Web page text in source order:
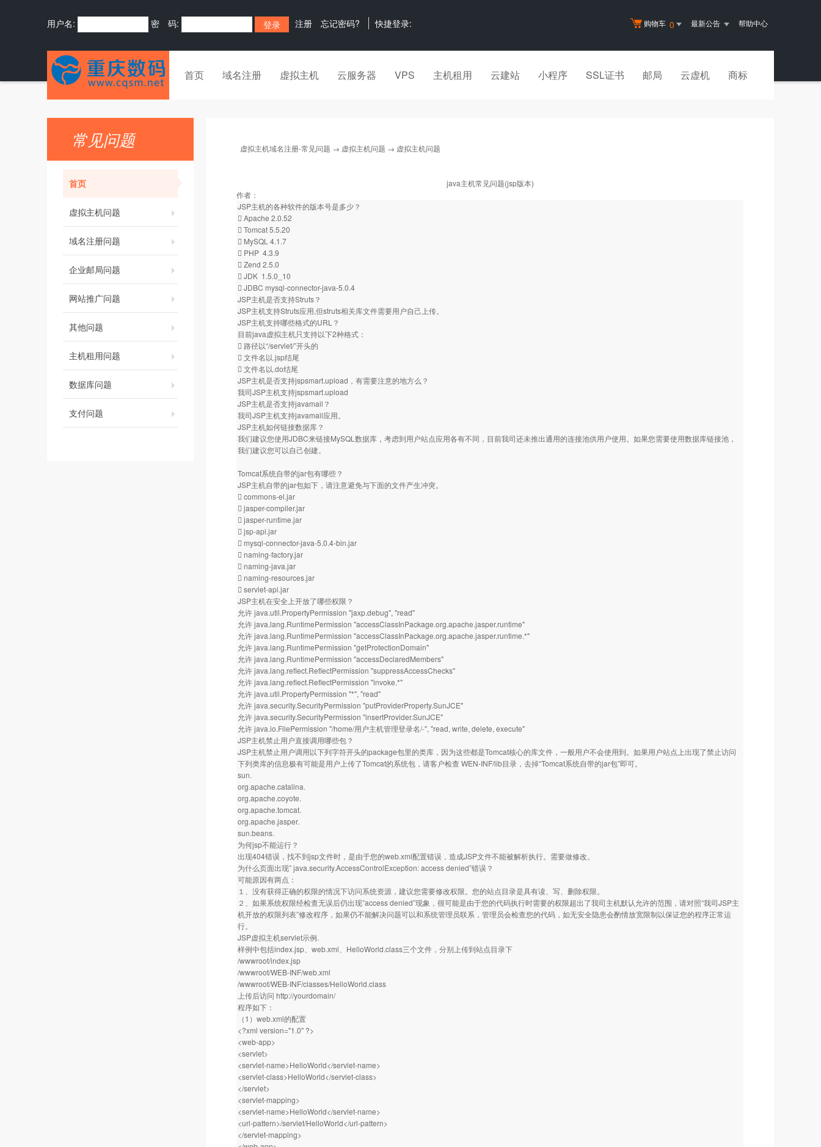
购物车 0 最新公告 帮助中心
用户名: 密 码: 注册 忘记密码? 快捷登录:
首页 域名注册 虚拟主机 云服务器 VPS 主机租用 云建站 小程序 SSL证书 邮局 云虚机 商标
常见问题
首页
虚拟主机问题
域名注册问题
企业邮局问题
网站推广问题
其他问题
主机租用问题
数据库问题
支付问题
虚拟主机域名注册-常见问题 → 虚拟主机问题 → 虚拟主机问题
java主机常见问题(jsp版本)
作者：
JSP主机的各种软件的版本号是多少？
 Apache 2.0.52
 Tomcat 5.5.20
 MySQL 4.1.7
 PHP 4.3.9
 Zend 2.5.0
 JDK 1.5.0_10
 JDBC mysql-connector-java-5.0.4
JSP主机是否支持Struts？
JSP主机支持Struts应用,但struts相关库文件需要用户自己上传。
JSP主机支持哪些格式的URL？
目前java虚拟主机只支持以下2种格式：
 路径以“/servlet/”开头的
 文件名以.jsp结尾
 文件名以.do结尾
JSP主机是否支持jspsmart.upload，有需要注意的地方么？
我司JSP主机支持jspsmart.upload
JSP主机是否支持javamail？
我司JSP主机支持javamail应用。
JSP主机如何链接数据库？
我们建议您使用JDBC来链接MySQL数据库，考虑到用户站点应用各有不同，目前我司还未推出通用的连接池供用户使用。如果您需要使用数据库链接池，
我们建议您可以自己创建。
Tomcat系统自带的jar包有哪些？
JSP主机自带的jar包如下，请注意避免与下面的文件产生冲突。
 commons-el.jar
 jasper-compiler.jar
 jasper-runtime.jar
 jsp-api.jar
 mysql-connector-java-5.0.4-bin.jar
 naming-factory.jar
 naming-java.jar
 naming-resources.jar
 servlet-api.jar
JSP主机在安全上开放了哪些权限？
允许 java.util.PropertyPermission "jaxp.debug", "read"
允许 java.lang.RuntimePermission "accessClassInPackage.org.apache.jasper.runtime"
允许 java.lang.RuntimePermission "accessClassInPackage.org.apache.jasper.runtime.*"
允许 java.lang.RuntimePermission "getProtectionDomain"
允许 java.lang.RuntimePermission "accessDeclaredMembers"
允许 java.lang.reflect.ReflectPermission "suppressAccessChecks"
允许 java.lang.reflect.ReflectPermission "invoke.*"
允许 java.util.PropertyPermission "*", "read"
允许 java.security.SecurityPermission "putProviderProperty.SunJCE"
允许 java.security.SecurityPermission "insertProvider.SunJCE"
允许 java.io.FilePermission "/home/用户主机管理登录名/-", "read, write, delete, execute"
JSP主机禁止用户直接调用哪些包？
JSP主机禁止用户调用以下列字符开头的package包里的类库，因为这些都是Tomcat核心的库文件，一般用户不会使用到。如果用户站点上出现了禁止访问
下列类库的信息极有可能是用户上传了Tomcat的系统包，请客户检查 WEN-INF/lib目录，去掉“Tomcat系统自带的jar包”即可。
sun.
org.apache.catalina.
org.apache.coyote.
org.apache.tomcat.
org.apache.jasper.
sun.beans.
为何jsp不能运行？
出现404错误，找不到jsp文件时，是由于您的web.xml配置错误，造成JSP文件不能被解析执行。需要做修改。
为什么页面出现” java.security.AccessControlException: access denied”错误？
可能原因有两点：
１、没有获得正确的权限的情况下访问系统资源，建议您需要修改权限。您的站点目录是具有读、写、删除权限。
２、如果系统权限经检查无误后仍出现”access denied”现象，很可能是由于您的代码执行时需要的权限超出了我司主机默认允许的范围，请对照“我司JSP主
机开放的权限列表”修改程序，如果仍不能解决问题可以和系统管理员联系，管理员会检查您的代码，如无安全隐患会酌情放宽限制以保证您的程序正常运
行。
JSP虚拟主机servlet示例.
样例中包括index.jsp、web.xml、HelloWorld.class三个文件，分别上传到站点目录下
/wwwroot/index.jsp
/wwwroot/WEB-INF/web.xml
/wwwroot/WEB-INF/classes/HelloWorld.class
上传后访问 http://yourdomain/
程序如下：
（1）web.xml的配置
<?xml version="1.0" ?>
<web-app>
<servlet>
<servlet-name>HelloWorld</servlet-name>
<servlet-class>HelloWorld</servlet-class>
</servlet>
<servlet-mapping>
<servlet-name>HelloWorld</servlet-name>
<url-pattern>/servlet/HelloWorld</url-pattern>
</servlet-mapping>